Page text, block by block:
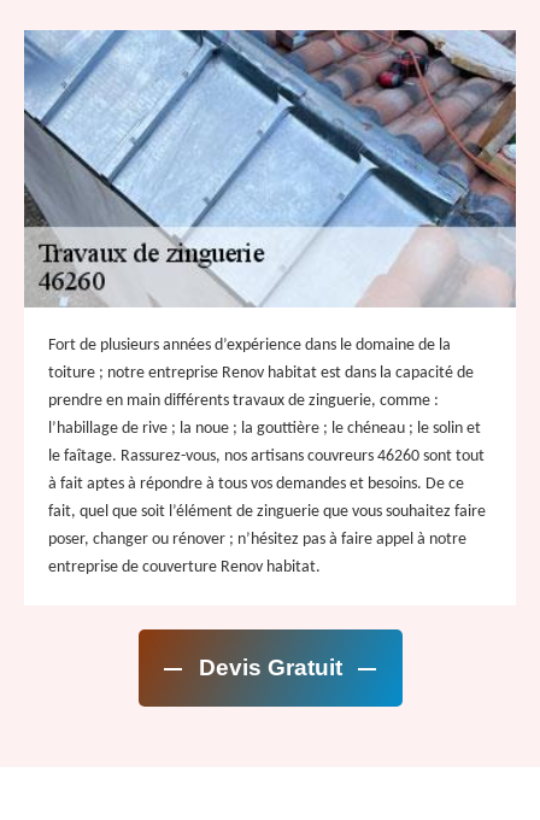
Fort de plusieurs années d’expérience dans le domaine de la
toiture ; notre entreprise Renov habitat est dans la capacité de
prendre en main différents travaux de zinguerie, comme :
l’habillage de rive ; la noue ; la gouttière ; le chéneau ; le solin et
le faîtage. Rassurez-vous, nos artisans couvreurs 46260 sont tout
à fait aptes à répondre à tous vos demandes et besoins. De ce
fait, quel que soit l’élément de zinguerie que vous souhaitez faire
poser, changer ou rénover ; n’hésitez pas à faire appel à notre
entreprise de couverture Renov habitat.
Devis Gratuit